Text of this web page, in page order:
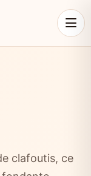
clafoutis, ce